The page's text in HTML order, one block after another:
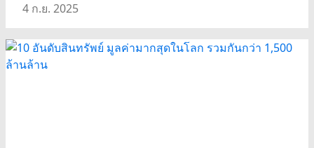
4 ก.ย. 2025